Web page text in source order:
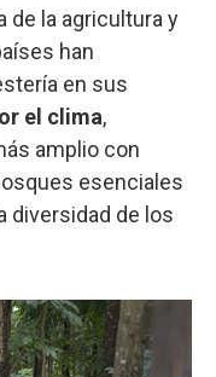
de la agricultura y
han
en sus
el clima,
amplio con
esenciales
diversidad de los